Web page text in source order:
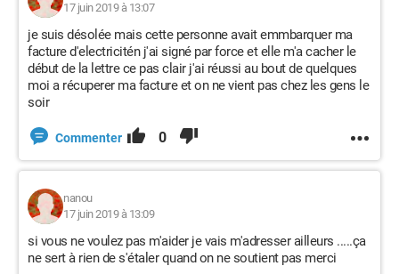
17 juin 2019 à 13:07
je suis désolée mais cette personne avait emmbarquer ma
facture d'electricitén j'ai signé par force et elle m'a cacher le
début de la lettre ce pas clair j'ai réussi au bout de quelques
moi a récuperer ma facture et on ne vient pas chez les gens le
soir
Commenter 0
nanou
17 juin 2019 à 13:09
si vous ne voulez pas m'aider je vais m'adresser ailleurs .....ça
ne sert à rien de s'étaler quand on ne soutient pas merci